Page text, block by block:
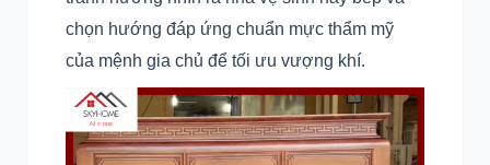
chọn hướng đáp ứng chuẩn mực thẩm mỹ
của mệnh gia chủ để tối ưu vượng khí.